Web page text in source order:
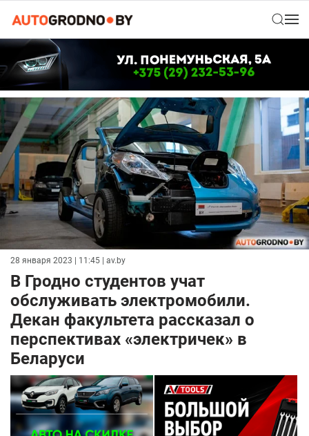
28 января 2023 | 11:45 | av.by
В Гродно студентов учат
обслуживать электромобили.
Декан факультета рассказал о
перспективах «электричек» в
Беларуси